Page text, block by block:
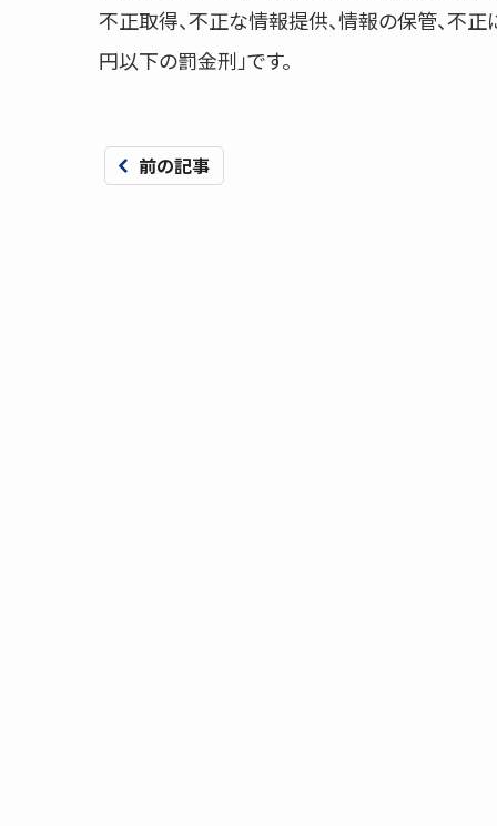
不正取得、不正な情報提供、情報の保管、不
円以下の罰金刑」です。
前の記事